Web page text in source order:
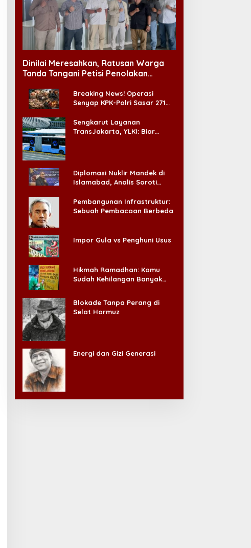
Dinilai Meresahkan, Ratusan Warga
Tanda Tangani Petisi Penolakan
Breaking News! Operasi
Senyap KPK-Polri Sasar 271
Ada ‘Badai Pemeriksaan’
Sengkarut Layanan
TransJakarta, YLKI: Biar
Diplomasi Nuklir Mandek di
Islamabad, Analis Soroti
Pembangunan Infrastruktur:
Sebuah Pembacaan Berbeda
Impor Gula vs Penghuni Usus
Hikmah Ramadhan: Kamu
Sudah Kehilangan Banyak
Blokade Tanpa Perang di
Selat Hormuz
Energi dan Gizi Generasi